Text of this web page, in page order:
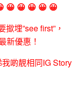
😀 😀 😀 😀 😀
撳埋”see first”，
新優惠！
我啲靚相同IG Story